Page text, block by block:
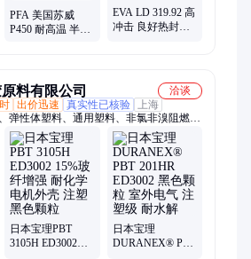
PFA 美国苏威
P450 耐高温 半结
EVA LD 319.92 高
冲击 良好热封性
料有限公司
洽谈
出价迅速 真实性已核验
上海
弹性体塑料、通用塑料、非氯非溴阻燃
料
日本宝理PBT
3105H ED3002
日本宝理
DURANEX® PBT